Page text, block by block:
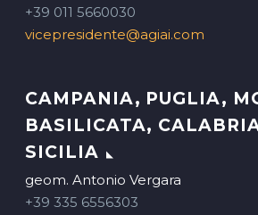
+39 011 5660030
vicepresidente@agiai.com
CAMPANIA, PUGLIA,
BASILICATA,
SICILIA
geom. Antonio Vergara
+39 335 6556303